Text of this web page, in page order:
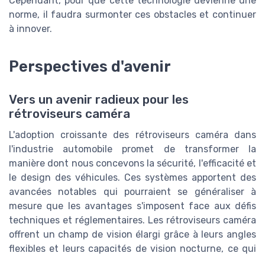
norme, il faudra surmonter ces obstacles et continuer
à innover.
Perspectives d'avenir
Vers un avenir radieux pour les
rétroviseurs caméra
L'adoption croissante des rétroviseurs caméra dans
l'industrie automobile promet de transformer la
manière dont nous concevons la sécurité, l'efficacité et
le design des véhicules. Ces systèmes apportent des
avancées notables qui pourraient se généraliser à
mesure que les avantages s'imposent face aux défis
techniques et réglementaires. Les rétroviseurs caméra
offrent un champ de vision élargi grâce à leurs angles
flexibles et leurs capacités de vision nocturne, ce qui